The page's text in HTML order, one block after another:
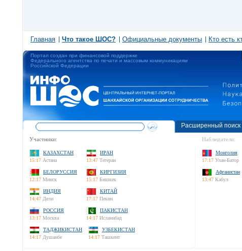
Главная Что такое ШОС? Официальные документы Кто есть
Портал создан при финансовой поддержке
Федерального агентства по печати и массовым коммуникациям
Российской Федерации
Расширенный поиск
Участники:
КАЗАХСТАН
15:17 Астана
ИРАН
13:47 Тегеран
БЕЛОРУССИЯ
12:17 Минск
КИРГИЗИЯ
15:17 Бишкек
ИНДИЯ
14:47 Дели
КИТАЙ
17:17 Пекин
РОССИЯ
13:17 Москва
ПАКИСТАН
14:17 Исламабад
ТАДЖИКИСТАН
14:17 Душанбе
УЗБЕКИСТАН
14:17 Ташкент
Наблюдатели:
Монголия
17:17 Улан-Батор
Афганистан
13:47 Кабул